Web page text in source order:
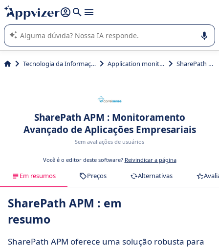
de nossa IA (várias linhas com
A IA do Appvizer o orienta no uso ou na seleção de software
SaaS para sua empresa.
Tecnologia da Informação (TI) Application monitoring SharePath APM
SharePath APM : Monitoramento
Avançado de Aplicações Empresariais
Sem avaliações de usuários
Você é o editor deste software? Reivindicar a página
Em resumos Preços Alternativas
SharePath APM : em
resumo
SharePath APM oferece uma solução robusta para